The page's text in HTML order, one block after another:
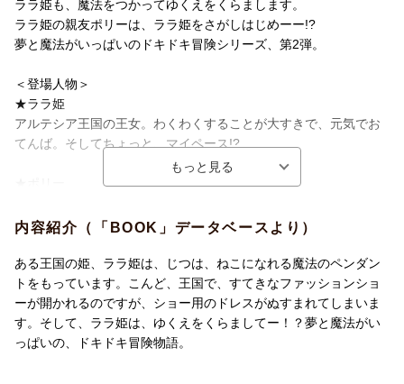
ララ姫も、魔法をつかってゆくえをくらまします。
ララ姫の親友ポリーは、ララ姫をさがしはじめーー!?
夢と魔法がいっぱいのドキドキ冒険シリーズ、第2弾。
＜登場人物＞
★ララ姫
アルテシア王国の王女。わくわくすることが大すきで、元気でお
てんば。そしてちょっと、マイペース!?
もくわしい。
★リオン
ララ姫、ポリーとおさななじみの友だち。今は騎士見習い。ちょ
っぴり、こわがり。
★マリーナ女王
内容紹介（「BOOK」データベースより）
ある王国の姫、ララ姫は、じつは、ねこになれる魔法のペンダン
トをもっています。こんど、王国で、すてきなファッションショ
ーが開かれるのですが、ショー用のドレスがぬすまれてしまいま
す。そして、ララ姫は、ゆくえをくらましてー！？夢と魔法がい
っぱいの、ドキドキ冒険物語。